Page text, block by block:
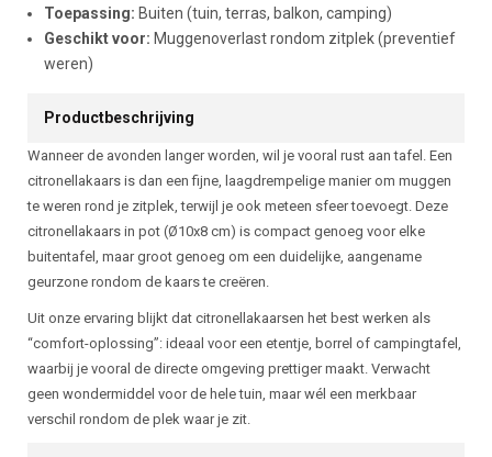
Toepassing: Buiten (tuin, terras, balkon, camping)
Geschikt voor: Muggenoverlast rondom zitplek (preventief
weren)
Productbeschrijving
Wanneer de avonden langer worden, wil je vooral rust aan tafel. Een
citronellakaars is dan een fijne, laagdrempelige manier om muggen
te weren rond je zitplek, terwijl je ook meteen sfeer toevoegt. Deze
citronellakaars in pot (Ø10x8 cm) is compact genoeg voor elke
buitentafel, maar groot genoeg om een duidelijke, aangename
geurzone rondom de kaars te creëren.
Uit onze ervaring blijkt dat citronellakaarsen het best werken als
“comfort-oplossing”: ideaal voor een etentje, borrel of campingtafel,
waarbij je vooral de directe omgeving prettiger maakt. Verwacht
geen wondermiddel voor de hele tuin, maar wél een merkbaar
verschil rondom de plek waar je zit.